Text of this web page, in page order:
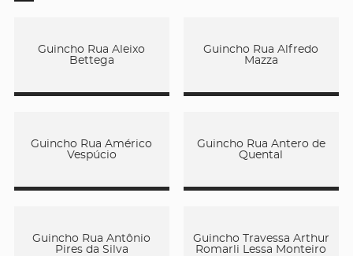
Guincho Rua Aleixo
Bettega
Guincho Rua Alfredo
Mazza
Guincho Rua Américo
Vespúcio
Guincho Rua Antero de
Quental
Guincho Rua Antônio
Pires da Silva
Guincho Travessa Arthur
Romarli Lessa Monteiro